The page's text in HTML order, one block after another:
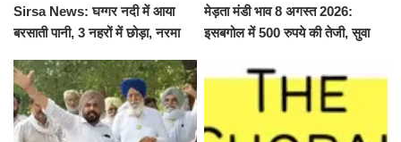
Sirsa News: घग्गर नदी में आया
बरसाती पानी, 3 नहरों में छोड़ा, नरमा
मेड़ता मंडी भाव 8 अगस्त 2026:
इसबगोल में 500 रुपये की तेजी, सुवा